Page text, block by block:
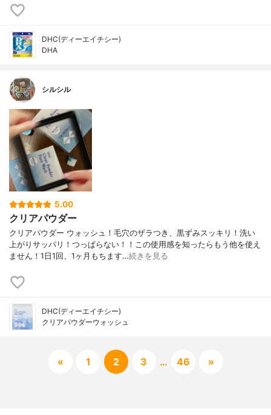
DHC(ディーエイチシー)
DHA
シルシル
5.00
クリアパウダー
クリアパウダー ウォッシュ！毛穴のザラつき、黒ずみスッキリ！洗い
上がりサッパリ！つっぱらない！！この使用感を知ったらもう他を使え
ません！1日1回、1ヶ月もちます…続きを見る
DHC(ディーエイチシー)
クリアパウダーウォッシュ
« 1 2 3 … 46 »